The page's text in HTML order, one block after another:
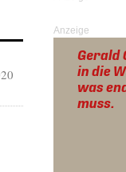
Anzeige